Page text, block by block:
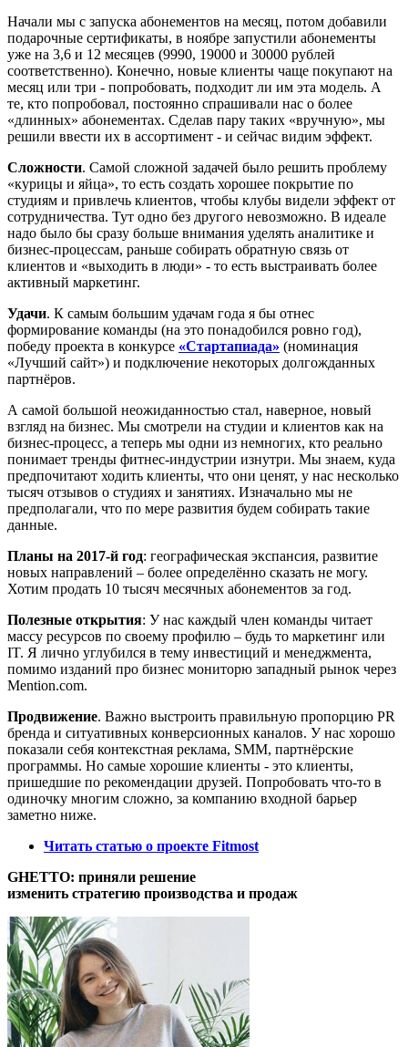
Начали мы с запуска абонементов на месяц, потом добавили
подарочные сертификаты, в ноябре запустили абонементы
уже на 3,6 и 12 месяцев (9990, 19000 и 30000 рублей
соответственно). Конечно, новые клиенты чаще покупают на
месяц или три - попробовать, подходит ли им эта модель. А
те, кто попробовал, постоянно спрашивали нас о более
«длинных» абонементах. Сделав пару таких «вручную», мы
решили ввести их в ассортимент - и сейчас видим эффект.
Сложности. Самой сложной задачей было решить проблему
«курицы и яйца», то есть создать хорошее покрытие по
студиям и привлечь клиентов, чтобы клубы видели эффект от
сотрудничества. Тут одно без другого невозможно. В идеале
надо было бы сразу больше внимания уделять аналитике и
бизнес-процессам, раньше собирать обратную связь от
клиентов и «выходить в люди» - то есть выстраивать более
активный маркетинг.
Удачи. К самым большим удачам года я бы отнес
формирование команды (на это понадобился ровно год),
победу проекта в конкурсе «Стартапиада» (номинация
«Лучший сайт») и подключение некоторых долгожданных
партнёров.
А самой большой неожиданностью стал, наверное, новый
взгляд на бизнес. Мы смотрели на студии и клиентов как на
бизнес-процесс, а теперь мы одни из немногих, кто реально
понимает тренды фитнес-индустрии изнутри. Мы знаем, куда
предпочитают ходить клиенты, что они ценят, у нас несколько
тысяч отзывов о студиях и занятиях. Изначально мы не
предполагали, что по мере развития будем собирать такие
данные.
Планы на 2017-й год: географическая экспансия, развитие
новых направлений – более определённо сказать не могу.
Хотим продать 10 тысяч месячных абонементов за год.
Полезные открытия: У нас каждый член команды читает
массу ресурсов по своему профилю – будь то маркетинг или
IT. Я лично углубился в тему инвестиций и менеджмента,
помимо изданий про бизнес мониторю западный рынок через
Mention.com.
Продвижение. Важно выстроить правильную пропорцию PR
бренда и ситуативных конверсионных каналов. У нас хорошо
показали себя контекстная реклама, SMM, партнёрские
программы. Но самые хорошие клиенты - это клиенты,
пришедшие по рекомендации друзей. Попробовать что-то в
одиночку многим сложно, за компанию входной барьер
заметно ниже.
Читать статью о проекте Fitmost
GHETTO: приняли решение
изменить стратегию производства и продаж